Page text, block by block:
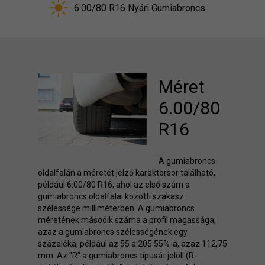
6.00/80 R16 Nyári Gumiabroncs
Méret
6.00/80
R16
A gumiabroncs
oldalfalán a méretét jelző karaktersor található,
például 6.00/80 R16, ahol az első szám a
gumiabroncs oldalfalai közötti szakasz
szélessége milliméterben. A gumiabroncs
méretének második száma a profil magassága,
azaz a gumiabroncs szélességének egy
százaléka, például az 55 a 205 55%-a, azaz 112,75
mm. Az "R" a gumiabroncs típusát jelöli (R -